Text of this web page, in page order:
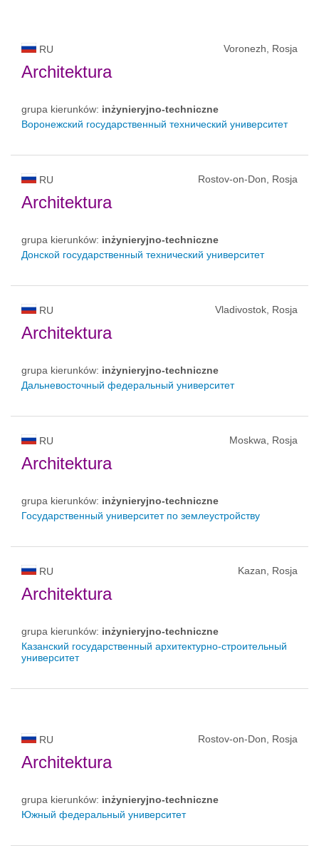
RU Voronezh, Rosja
Architektura
grupa kierunków: inżynieryjno-techniczne
Воронежский государственный технический университет
RU Rostov-on-Don, Rosja
Architektura
grupa kierunków: inżynieryjno-techniczne
Донской государственный технический университет
RU Vladivostok, Rosja
Architektura
grupa kierunków: inżynieryjno-techniczne
Дальневосточный федеральный университет
RU Moskwa, Rosja
Architektura
grupa kierunków: inżynieryjno-techniczne
Государственный университет по землеустройству
RU Kazan, Rosja
Architektura
grupa kierunków: inżynieryjno-techniczne
Казанский государственный архитектурно-строительный
университет
RU Rostov-on-Don, Rosja
Architektura
grupa kierunków: inżynieryjno-techniczne
Южный федеральный университет